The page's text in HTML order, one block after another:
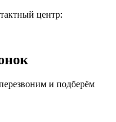
центр:
и подберём